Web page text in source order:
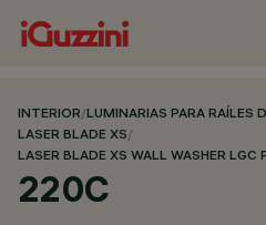
INTERIOR/LUMINARIAS PARA RAÍLES
LASER BLADE XS/
LASER BLADE XS WALL WASHER LGC
220C